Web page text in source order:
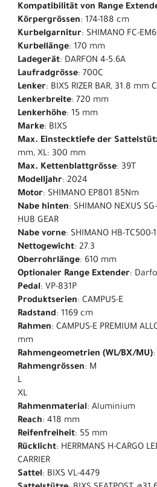
Kompatibilität von Range
Körpergrössen: 174-188 cm
Kurbelgarnitur: SHIMANO FC-
Kurbellänge: 170 mm
Ladegerät: DARFON 4-5.6A
Laufradgrösse: 700C
Lenker: BIXS RIZER BAR, 31.8 mm
Lenkerbreite: 720 mm
Lenkerhöhe: 15 mm
Marke: BIXS
Max. Einstecktiefe der
mm, XL: 300 mm
Max. Kettenblattgrösse: 39T
Modelljahr: 2024
Motor: SHIMANO EP801 85Nm
Nabe hinten: SHIMANO NEXUS
HUB GEAR
Nabe vorne: SHIMANO HB-TC500-
Nettogewicht: 27.3
Oberrohrlänge: 610 mm
Optionaler Range Extender:
Pedal: VP-831P
Produktserien: CAMPUS-E
Radstand: 1169 cm
Rahmen: CAMPUS-E PREMIUM
mm
Rahmengeometrien (WL/BX/MU)
Rahmengrössen: M
L
XL
Rahmenmaterial: Aluminium
Reach: 418 mm
Reifenfreiheit: 55 mm
Rücklicht: HERRMANS H-CARGO
CARRIER
Sattel: BIXS VL-4479